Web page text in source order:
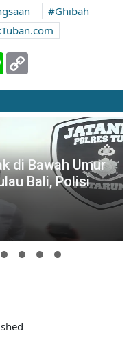
Ghibah
Line
di Bawah Umur
Bali, Polisi